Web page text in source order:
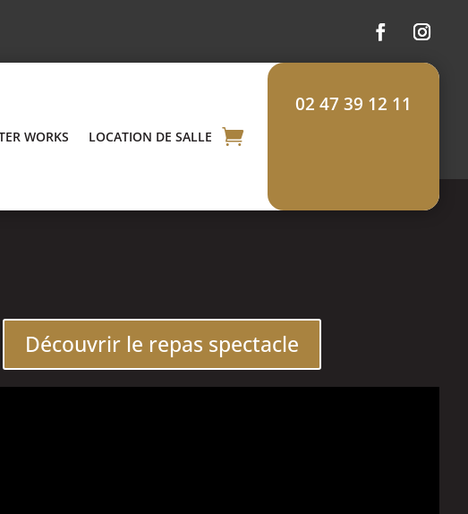
WORKS LOCATION DE SALLE
02 47 39 12 11
Découvrir le repas spectacle